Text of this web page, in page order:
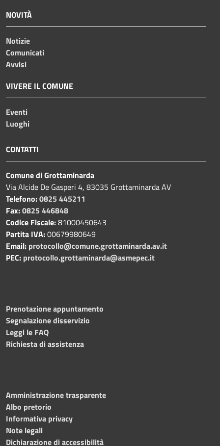
NOVITÀ
Notizie
Comunicati
Avvisi
VIVERE IL COMUNE
Eventi
Luoghi
CONTATTI
Comune di Grottaminarda
Via Alcide De Gasperi 4, 83035 Grottaminarda AV
Telefono:0825 445211
Fax:0825 446848
Codice Fiscale:81000450643
Partita IVA:00679980649
Email: protocollo@comune.grottaminarda.av.it
PEC: protocollo.grottaminarda@asmepec.it
Prenotazione appuntamento
Segnalazione disservizio
Leggi le FAQ
Richiesta di assistenza
Amministrazione trasparente
Albo pretorio
Informativa privacy
Note legali
Dichiarazione di accessibilità